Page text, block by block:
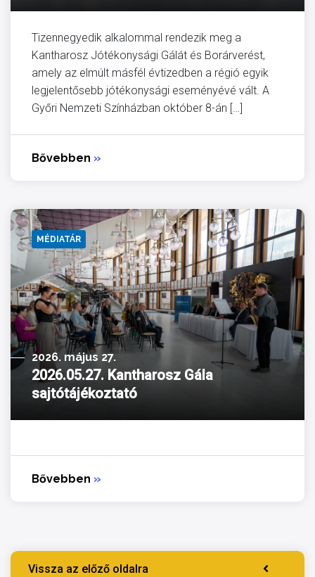
Tizennegyedik alkalommal rendezik meg a
Kantharosz Jótékonysági Gálát és Borárverést,
amely az elmúlt másfél évtizedben a régió egyik
legjelentősebb jótékonysági eseményévé vált. A
Győri Nemzeti Színházban október 8-án […]
Bővebben »
MÉDIATÁR
2026. május 27.
2026.05.27. Kantharosz Gála
sajtótájékoztató
Bővebben »
Vissza az előző oldalra